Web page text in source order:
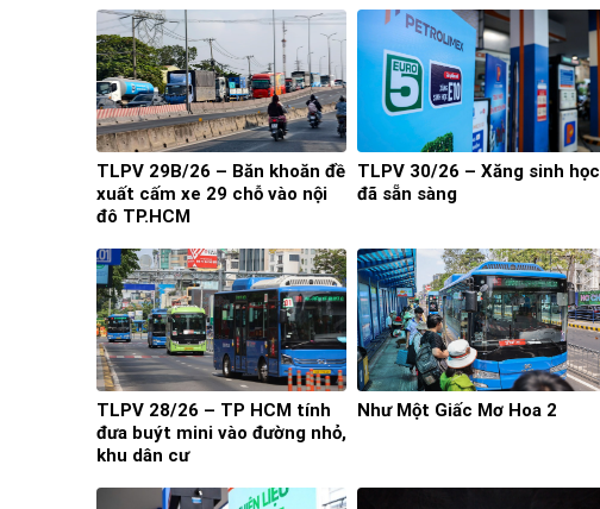
TLPV 29B/26 – Băn khoăn đề
xuất cấm xe 29 chỗ vào nội
đô TP.HCM
TLPV 30/26 – Xăng sinh học
đã sẵn sàng
TLPV 28/26 – TP HCM tính
đưa buýt mini vào đường nhỏ,
khu dân cư
Như Một Giấc Mơ Hoa 2